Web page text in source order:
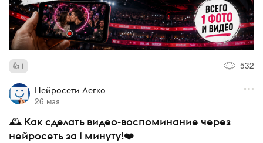
1 532
Нейросети Легко
26 мая
🕰️ Как сделать видео-воспоминание через
нейросеть за 1 минуту!❤️